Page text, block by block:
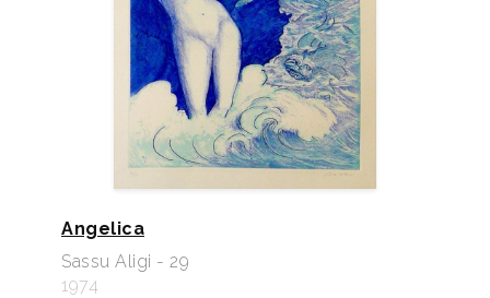
Angelica
Sassu Aligi - 29
1974